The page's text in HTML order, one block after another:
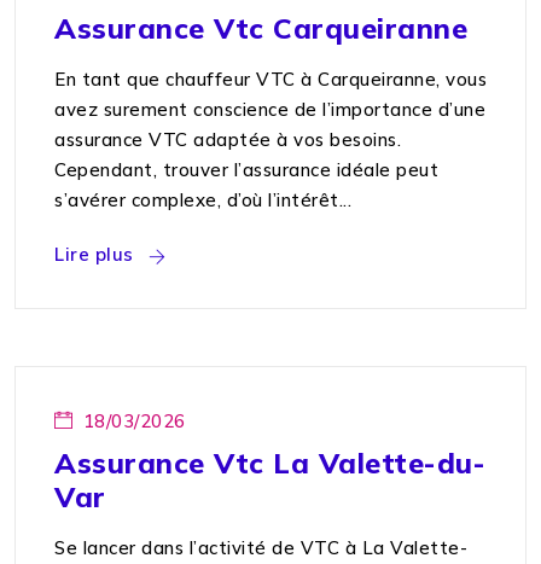
Assurance Vtc Carqueiranne
En tant que chauffeur VTC à Carqueiranne, vous
avez surement conscience de l’importance d’une
assurance VTC adaptée à vos besoins.
Cependant, trouver l’assurance idéale peut
s’avérer complexe, d’où l’intérêt...
Lire plus
18/03/2026
Assurance Vtc La Valette-du-
Var
Se lancer dans l’activité de VTC à La Valette-